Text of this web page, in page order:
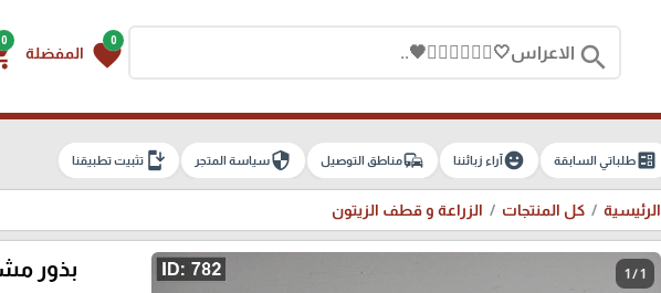
search
0
favorite المفضلة
0
ballotطلباتي السابقة emoji_emotionsآراء زبائننا commuteمناطق التوصيل securityسياسة المتجر install_mobileتثبيت تطبيقنا
الرئيسية كل المنتجات الزراعة و قطف الزيتون
1 / 1 بذور